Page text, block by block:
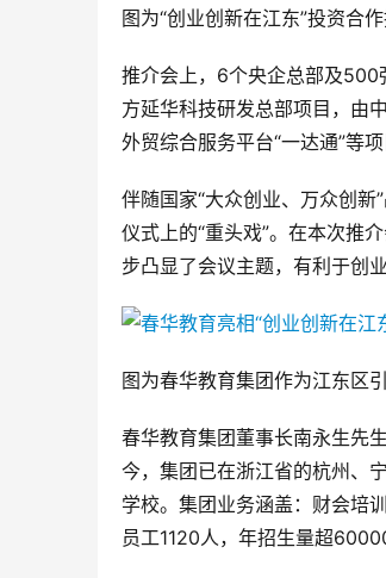
图为“创业创新在江东”投资合
推介会上，6个央企总部及500
方延华科技研发总部项目，由
外贸综合服务平台“一达通”等项
伴随国家“大众创业、万众创
仪式上的“重头戏”。在本次推
步凸显了会议主题，有利于创
图为春华教育集团作为江东区
春华教育集团董事长南永生先
今，集团已在浙江省的杭州、
学校。集团业务涵盖：财会培
员工1120人，年招生量超